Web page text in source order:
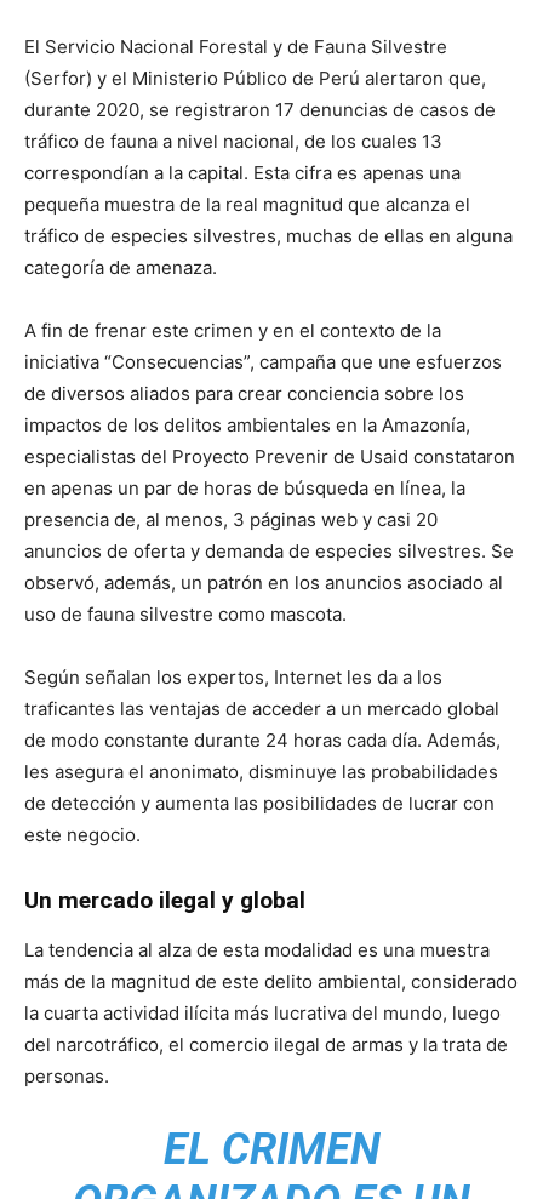
El Servicio Nacional Forestal y de Fauna Silvestre
(Serfor) y el Ministerio Público de Perú alertaron que,
durante 2020, se registraron 17 denuncias de casos de
tráfico de fauna a nivel nacional, de los cuales 13
correspondían a la capital. Esta cifra es apenas una
pequeña muestra de la real magnitud que alcanza el
tráfico de especies silvestres, muchas de ellas en alguna
categoría de amenaza.
A fin de frenar este crimen y en el contexto de la
iniciativa “Consecuencias”, campaña que une esfuerzos
de diversos aliados para crear conciencia sobre los
impactos de los delitos ambientales en la Amazonía,
especialistas del Proyecto Prevenir de Usaid constataron
en apenas un par de horas de búsqueda en línea, la
presencia de, al menos, 3 páginas web y casi 20
anuncios de oferta y demanda de especies silvestres. Se
observó, además, un patrón en los anuncios asociado al
uso de fauna silvestre como mascota.
Según señalan los expertos, Internet les da a los
traficantes las ventajas de acceder a un mercado global
de modo constante durante 24 horas cada día. Además,
les asegura el anonimato, disminuye las probabilidades
de detección y aumenta las posibilidades de lucrar con
este negocio.
Un mercado ilegal y global
La tendencia al alza de esta modalidad es una muestra
más de la magnitud de este delito ambiental, considerado
la cuarta actividad ilícita más lucrativa del mundo, luego
del narcotráfico, el comercio ilegal de armas y la trata de
personas.
EL CRIMEN